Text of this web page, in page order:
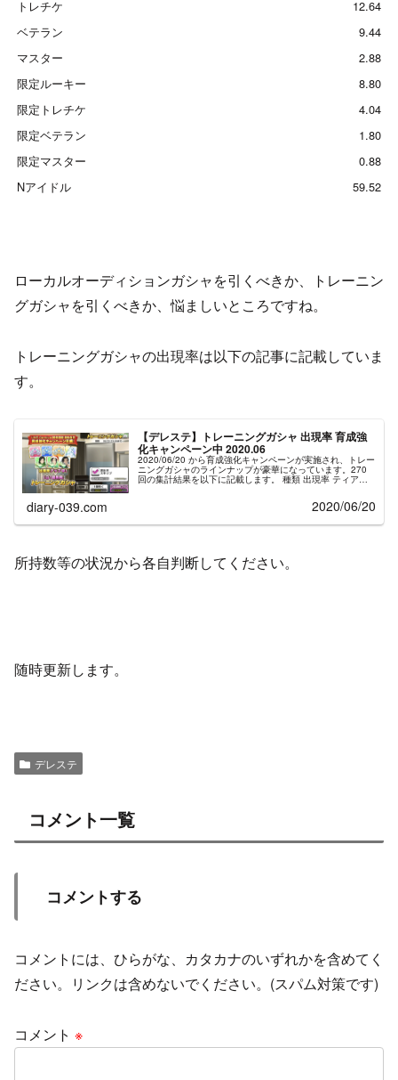
トレチケ
12.64
ベテラン
9.44
マスター
2.88
限定ルーキー
8.80
限定トレチケ
4.04
限定ベテラン
1.80
限定マスター
0.88
Nアイドル
59.52
ローカルオーディションガシャを引くべきか、トレーニン
グガシャを引くべきか、悩ましいところですね。
トレーニングガシャの出現率は以下の記事に記載していま
す。
【デレステ】トレーニングガシャ 出現率 育成強
化キャンペーン中 2020.06
2020/06/20 から育成強化キャンペーンが実施され、トレー
ニングガシャのラインナップが豪華になっています。270
回の集計結果を以下に記載します。 種類 出現率 ティアラ
diary-039.com 2020/06/20
所持数等の状況から各自判断してください。
随時更新します。
デレステ
コメント一覧
コメントする
コメントには、ひらがな、カタカナのいずれかを含めてく
ださい。リンクは含めないでください。(スパム対策です)
コメント ※